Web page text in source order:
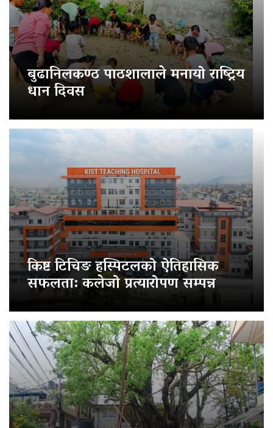
बुढानिलकण्ठ पाठशालाले मनायो राष्ट्रिय
धान दिवस
किष्ट टिचिङ हस्पिटलको ऐतिहासिक
सफलता: कलेजो प्रत्यारोपण सम्पन्न